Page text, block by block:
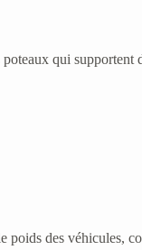
qui
des véhicules,